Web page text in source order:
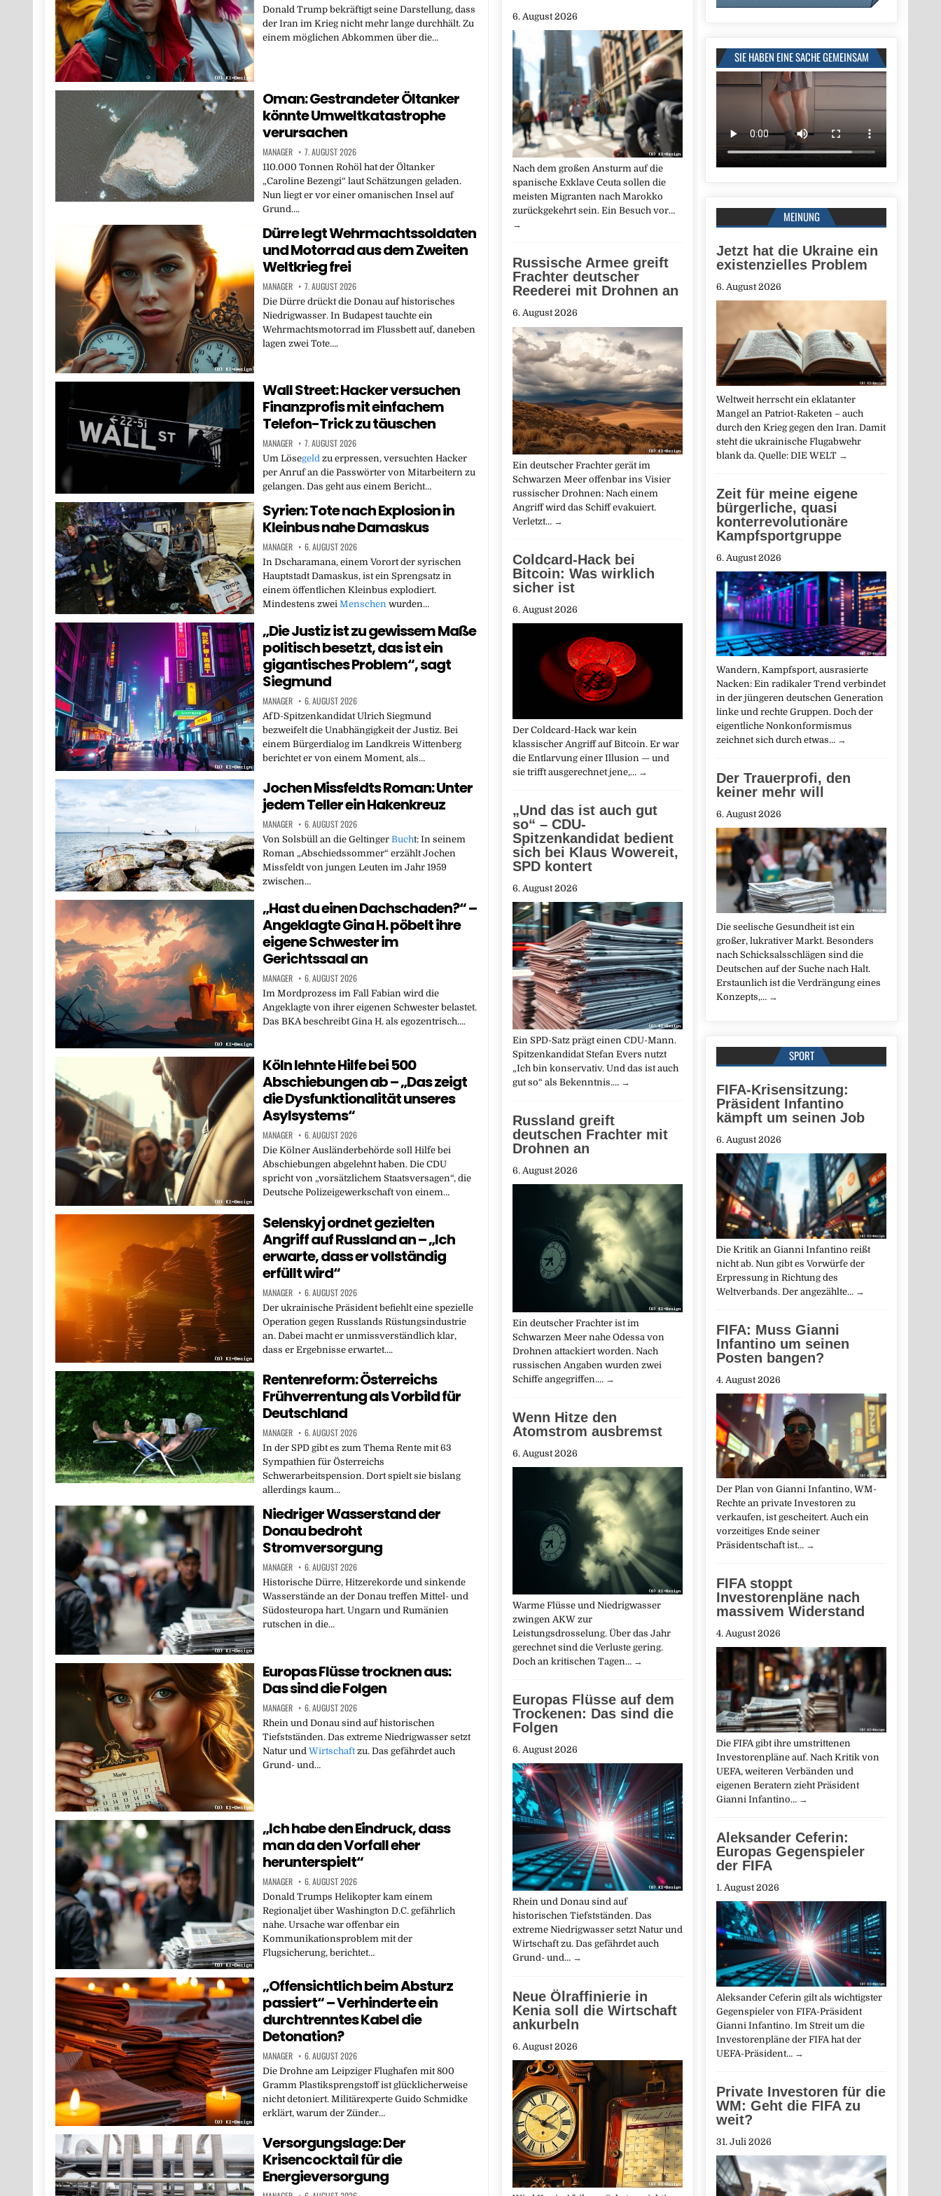
Donald Trump bekräftigt seine Darstellung, dass
der Iran im Krieg nicht mehr lange durchhält. Zu
einem möglichen Abkommen über die…
Oman: Gestrandeter Öltanker
könnte Umweltkatastrophe
verursachen
MANAGER 7. AUGUST 2026
110.000 Tonnen Rohöl hat der Öltanker
„Caroline Bezengi“ laut Schätzungen geladen.
Nun liegt er vor einer omanischen Insel auf
Grund….
Dürre legt Wehrmachtssoldaten
und Motorrad aus dem Zweiten
Weltkrieg frei
MANAGER 7. AUGUST 2026
Die Dürre drückt die Donau auf historisches
Niedrigwasser. In Budapest tauchte ein
Wehrmachtsmotorrad im Flussbett auf, daneben
lagen zwei Tote….
Wall Street: Hacker versuchen
Finanzprofis mit einfachem
Telefon-Trick zu täuschen
MANAGER 7. AUGUST 2026
Um Lösegeldzu erpressen, versuchten Hacker
per Anruf an die Passwörter von Mitarbeitern zu
gelangen. Das geht aus einem Bericht…
Syrien: Tote nach Explosion in
Kleinbus nahe Damaskus
MANAGER 6. AUGUST 2026
In Dscharamana, einem Vorort der syrischen
Hauptstadt Damaskus, ist ein Sprengsatz in
einem öffentlichen Kleinbus explodiert.
Mindestens zwei Menschenwurden…
„Die Justiz ist zu gewissem Maße
politisch besetzt, das ist ein
gigantisches Problem“, sagt
Siegmund
MANAGER 6. AUGUST 2026
AfD-Spitzenkandidat Ulrich Siegmund
bezweifelt die Unabhängigkeit der Justiz. Bei
einem Bürgerdialog im Landkreis Wittenberg
berichtet er von einem Moment, als…
Jochen Missfeldts Roman: Unter
jedem Teller ein Hakenkreuz
MANAGER 6. AUGUST 2026
Von Solsbüll an die Geltinger Bucht: In seinem
Roman „Abschiedssommer“ erzählt Jochen
Missfeldt von jungen Leuten im Jahr 1959
zwischen…
„Hast du einen Dachschaden?“ –
Angeklagte Gina H. pöbelt ihre
eigene Schwester im
Gerichtssaal an
MANAGER 6. AUGUST 2026
Im Mordprozess im Fall Fabian wird die
Angeklagte von ihrer eigenen Schwester belastet.
Das BKA beschreibt Gina H. als egozentrisch….
Köln lehnte Hilfe bei 500
Abschiebungen ab – „Das zeigt
die Dysfunktionalität unseres
Asylsystems“
MANAGER 6. AUGUST 2026
Die Kölner Ausländerbehörde soll Hilfe bei
Abschiebungen abgelehnt haben. Die CDU
spricht von „vorsätzlichem Staatsversagen“, die
Deutsche Polizeigewerkschaft von einem…
Selenskyj ordnet gezielten
Angriff auf Russland an – „Ich
erwarte, dass er vollständig
erfüllt wird“
MANAGER 6. AUGUST 2026
Der ukrainische Präsident befiehlt eine spezielle
Operation gegen Russlands Rüstungsindustrie
an. Dabei macht er unmissverständlich klar,
dass er Ergebnisse erwartet….
Rentenreform: Österreichs
Frühverrentung als Vorbild für
Deutschland
MANAGER 6. AUGUST 2026
In der SPD gibt es zum Thema Rente mit 63
Sympathien für Österreichs
Schwerarbeitspension. Dort spielt sie bislang
allerdings kaum…
Niedriger Wasserstand der
Donau bedroht
Stromversorgung
MANAGER 6. AUGUST 2026
Historische Dürre, Hitzerekorde und sinkende
Wasserstände an der Donau treffen Mittel- und
Südosteuropa hart. Ungarn und Rumänien
rutschen in die…
Europas Flüsse trocknen aus:
Das sind die Folgen
MANAGER 6. AUGUST 2026
Rhein und Donau sind auf historischen
Tiefstständen. Das extreme Niedrigwasser setzt
Natur und Wirtschaftzu. Das gefährdet auch
Grund- und…
„Ich habe den Eindruck, dass
man da den Vorfall eher
herunterspielt“
MANAGER 6. AUGUST 2026
Donald Trumps Helikopter kam einem
Regionaljet über Washington D.C. gefährlich
nahe. Ursache war offenbar ein
Kommunikationsproblem mit der
Flugsicherung, berichtet…
„Offensichtlich beim Absturz
passiert“ – Verhinderte ein
durchtrenntes Kabel die
Detonation?
MANAGER 6. AUGUST 2026
Die Drohne am Leipziger Flughafen mit 800
Gramm Plastiksprengstoff ist glücklicherweise
nicht detoniert. Militärexperte Guido Schmidke
erklärt, warum der Zünder…
Versorgungslage: Der
Krisencocktail für die
Energieversorgung
SIE HABEN EINE SACHE GEMEINSAM
MEINUNG
Jetzt hat die Ukraine ein
existenzielles Problem
6. August 2026
Weltweit herrscht ein eklatanter
Mangel an Patriot-Raketen – auch
durch den Krieg gegen den Iran. Damit
steht die ukrainische Flugabwehr
blank da. Quelle: DIE WELT →
Zeit für meine eigene
bürgerliche, quasi
konterrevolutionäre
Kampfsportgruppe
6. August 2026
Wandern, Kampfsport, ausrasierte
Nacken: Ein radikaler Trend verbindet
in der jüngeren deutschen Generation
linke und rechte Gruppen. Doch der
eigentliche Nonkonformismus
zeichnet sich durch etwas… →
Der Trauerprofi, den
keiner mehr will
6. August 2026
Die seelische Gesundheit ist ein
großer, lukrativer Markt. Besonders
nach Schicksalsschlägen sind die
Deutschen auf der Suche nach Halt.
Erstaunlich ist die Verdrängung eines
Konzepts,… →
SPORT
FIFA-Krisensitzung:
Präsident Infantino
kämpft um seinen Job
6. August 2026
Die Kritik an Gianni Infantino reißt
nicht ab. Nun gibt es Vorwürfe der
Erpressung in Richtung des
Weltverbands. Der angezählte… →
FIFA: Muss Gianni
Infantino um seinen
Posten bangen?
4. August 2026
Der Plan von Gianni Infantino, WM-
Rechte an private Investoren zu
verkaufen, ist gescheitert. Auch ein
vorzeitiges Ende seiner
Präsidentschaft ist… →
FIFA stoppt
Investorenpläne nach
massivem Widerstand
4. August 2026
Die FIFA gibt ihre umstrittenen
Investorenpläne auf. Nach Kritik von
UEFA, weiteren Verbänden und
eigenen Beratern zieht Präsident
Gianni Infantino… →
Aleksander Ceferin:
Europas Gegenspieler
der FIFA
1. August 2026
Aleksander Ceferin gilt als wichtigster
Gegenspieler von FIFA-Präsident
Gianni Infantino. Im Streit um die
Investorenpläne der FIFA hat der
UEFA-Präsident… →
Private Investoren für die
WM: Geht die FIFA zu
weit?
31. Juli 2026
6. August 2026
Nach dem großen Ansturm auf die
spanische Exklave Ceuta sollen die
meisten Migranten nach Marokko
zurückgekehrt sein. Ein Besuch vor…
→
Russische Armee greift
Frachter deutscher
Reederei mit Drohnen an
6. August 2026
Ein deutscher Frachter gerät im
Schwarzen Meer offenbar ins Visier
russischer Drohnen: Nach einem
Angriff wird das Schiff evakuiert.
Verletzt… →
Coldcard-Hack bei
Bitcoin: Was wirklich
sicher ist
6. August 2026
Der Coldcard-Hack war kein
klassischer Angriff auf Bitcoin. Er war
die Entlarvung einer Illusion — und
sie trifft ausgerechnet jene,… →
„Und das ist auch gut
so“ – CDU-
Spitzenkandidat bedient
sich bei Klaus Wowereit,
SPD kontert
6. August 2026
Ein SPD-Satz prägt einen CDU-Mann.
Spitzenkandidat Stefan Evers nutzt
„Ich bin konservativ. Und das ist auch
gut so“ als Bekenntnis.… →
Russland greift
deutschen Frachter mit
Drohnen an
6. August 2026
Ein deutscher Frachter ist im
Schwarzen Meer nahe Odessa von
Drohnen attackiert worden. Nach
russischen Angaben wurden zwei
Schiffe angegriffen.… →
Wenn Hitze den
Atomstrom ausbremst
6. August 2026
Warme Flüsse und Niedrigwasser
zwingen AKW zur
Leistungsdrosselung. Über das Jahr
gerechnet sind die Verluste gering.
Doch an kritischen Tagen… →
Europas Flüsse auf dem
Trockenen: Das sind die
Folgen
6. August 2026
Rhein und Donau sind auf
historischen Tiefstständen. Das
extreme Niedrigwasser setzt Natur und
Wirtschaft zu. Das gefährdet auch
Grund- und… →
Neue Ölraffinierie in
Kenia soll die Wirtschaft
ankurbeln
6. August 2026